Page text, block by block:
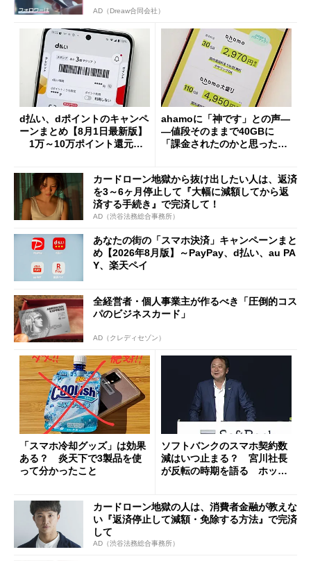
AD（Dreaw合同会社）
d払い、dポイントのキャンペ
ーンまとめ【8月1日最新版】
1万～10万ポイント還元の
ahamoに「神です」との声―
―値段そのままで40GBに
「課金されたのかと思った」
カードローン地獄から抜け出したい人は、返済
を3～6ヶ月停止して『大幅に減額してから返
済する手続き』で完済して！
AD（渋谷法務総合事務所）
あなたの街の「スマホ決済」キャンペーンまと
め【2026年8月版】～PayPay、d払い、au PA
Y、楽天ペイ
全経営者・個人事業主が作るべき「圧倒的コス
パのビジネスカード」
AD（クレディセゾン）
「スマホ冷却グッズ」は効果
ある？ 炎天下で3製品を使
って分かったこと
ソフトバンクのスマホ契約数
減はいつ止まる？ 宮川社長
が反転の時期を語る ホッピ
カードローン地獄の人は、消費者金融が教えな
い『返済停止して減額・免除する方法』で完済
して
AD（渋谷法務総合事務所）